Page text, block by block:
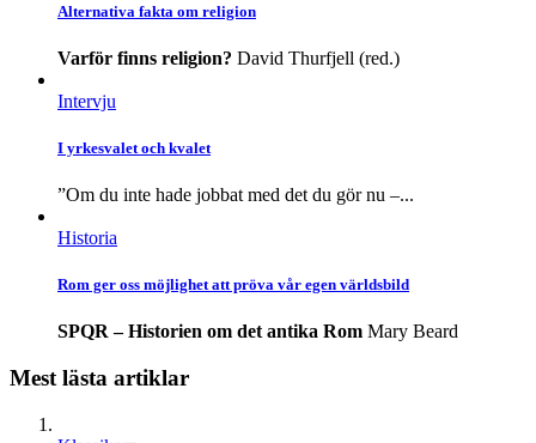
Alternativa fakta om religion
Varför finns religion? David Thurfjell (red.)
Intervju
I yrkesvalet och kvalet
”Om du inte hade jobbat med det du gör nu –...
Historia
Rom ger oss möjlighet att pröva vår egen världsbild
SPQR – Historien om det antika Rom Mary Beard
Mest lästa artiklar